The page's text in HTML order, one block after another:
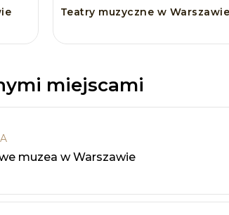
Teatry muzyczne w Warszawie
miejscami
muzea w Warszawie